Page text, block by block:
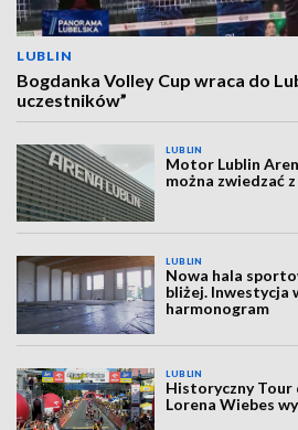
LUBLIN
Bogdanka Volley Cup wraca do
uczestników”
LUBLIN
Motor Lublin
można zwiedzać
LUBLIN
Nowa hala
bliżej. Inwestycja
harmonogram
LUBLIN
Historyczny Tour
Lorena Wiebes